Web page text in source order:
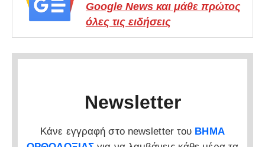
Google News και μάθε πρώτος
όλες τις ειδήσεις
Newsletter
Κάνε εγγραφή στο newsletter του ΒΗΜΑ